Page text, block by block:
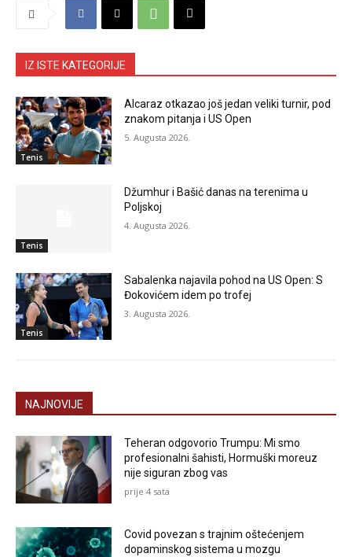
IZ ISTE KATEGORIJE
Tenis
Alcaraz otkazao još jedan veliki turnir, pod
znakom pitanja i US Open
5. Augusta 2026.
Tenis
Džumhur i Bašić danas na terenima u
Poljskoj
4. Augusta 2026.
Tenis
Sabalenka najavila pohod na US Open: S
Đokovićem idem po trofej
3. Augusta 2026.
NAJNOVIJE
Teheran odgovorio Trumpu: Mi smo
profesionalni šahisti, Hormuški moreuz
nije siguran zbog vas
prije 4 sata
Covid povezan s trajnim oštećenjem
dopaminskog sistema u mozgu